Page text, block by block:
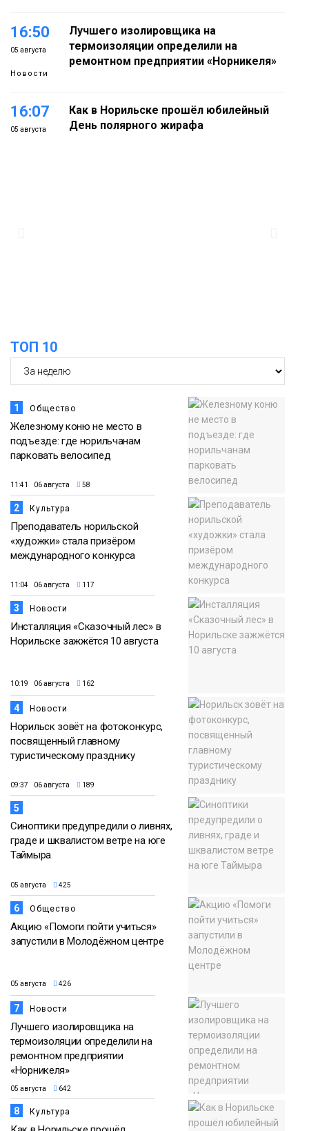
16:50
05 августа
Новости
Лучшего изолировщика на
термоизоляции определили на
ремонтном предприятии «Норникеля»
16:07
05 августа
Как в Норильске прошёл юбилейный
День полярного жирафа
ТОП 10
1 Общество
Железному коню не место в
подъезде: где норильчанам
парковать велосипед
11:41 06 августа 58
2 Культура
Преподаватель норильской
«художки» стала призёром
международного конкурса
11:04 06 августа 117
3 Новости
Инсталляция «Сказочный лес» в
Норильске зажжётся 10 августа
10:19 06 августа 162
4 Новости
Норильск зовёт на фотоконкурс,
посвященный главному
туристическому празднику
09:37 06 августа 189
5
Синоптики предупредили о ливнях,
граде и шквалистом ветре на юге
Таймыра
05 августа 425
6 Общество
Акцию «Помоги пойти учиться»
запустили в Молодёжном центре
05 августа 426
7 Новости
Лучшего изолировщика на
термоизоляции определили на
ремонтном предприятии
«Норникеля»
05 августа 642
8 Культура